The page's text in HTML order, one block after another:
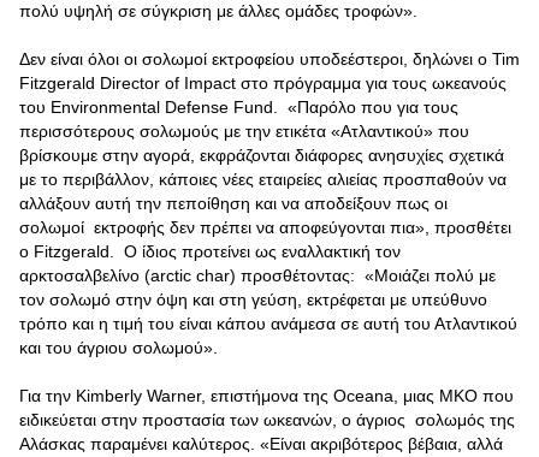
πολύ υψηλή σε σύγκριση με άλλες ομάδες τροφών».
Δεν είναι όλοι οι σολωμοί εκτροφείου υποδεέστεροι, δηλώνει ο Tim
Fitzgerald Director of Impact στο πρόγραμμα για τους ωκεανούς
του Environmental Defense Fund. «Παρόλο που για τους
περισσότερους σολωμούς με την ετικέτα «Ατλαντικού» που
βρίσκουμε στην αγορά, εκφράζονται διάφορες ανησυχίες σχετικά
με το περιβάλλον, κάποιες νέες εταιρείες αλιείας προσπαθούν να
αλλάξουν αυτή την πεποίθηση και να αποδείξουν πως οι
σολωμοί εκτροφής δεν πρέπει να αποφεύγονται πια», προσθέτει
ο Fitzgerald. O ίδιος προτείνει ως εναλλακτική τον
αρκτοσαλβελίνο (arctic char) προσθέτοντας: «Μοιάζει πολύ με
τον σολωμό στην όψη και στη γεύση, εκτρέφεται με υπεύθυνο
τρόπο και η τιμή του είναι κάπου ανάμεσα σε αυτή του Ατλαντικού
και του άγριου σολωμού».
Για την Kimberly Warner, επιστήμονα της Oceana, μιας ΜΚΟ που
ειδικεύεται στην προστασία των ωκεανών, ο άγριος σολωμός της
Αλάσκας παραμένει καλύτερος. «Είναι ακριβότερος βέβαια, αλλά